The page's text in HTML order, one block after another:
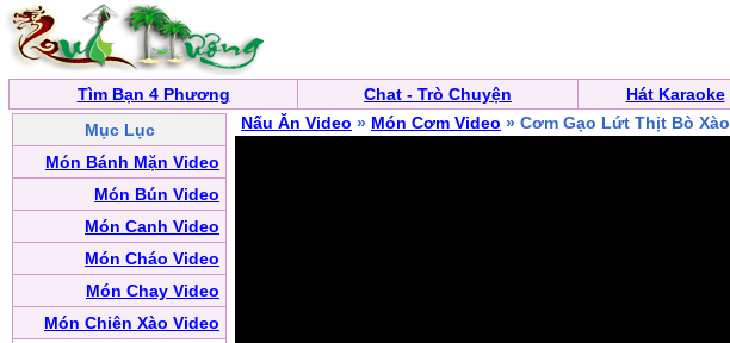
Tìm Bạn 4 Phương Chat - Trò Chuyện Hát Karaoke
Mục Lục
Món Bánh Mặn Video
Món Bún Video
Món Canh Video
Món Cháo Video
Món Chay Video
Món Chiên Xào Video
Nấu Ăn Video » Món Cơm Video » Cơm Gạo Lứt Thịt Bò Xào